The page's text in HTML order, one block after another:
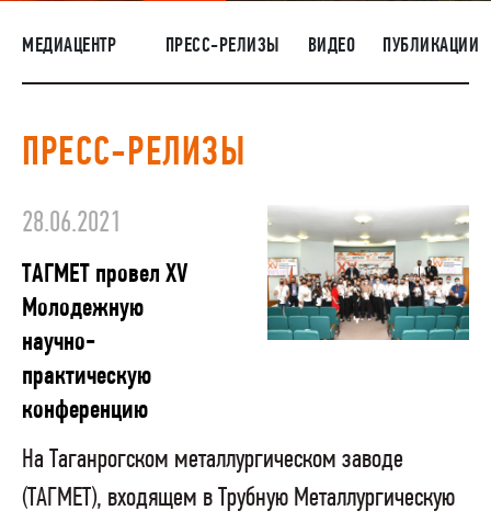
НАШИ ЛЮДИ
ОКРУЖАЮЩАЯ СРЕДА
ЗАКУПКИ
МЕДИАЦЕНТР ПРЕСС-РЕЛИЗЫ ВИДЕО ПУБЛИКАЦИИ
ПРЕСС-РЕЛИЗЫ
28.06.2021
ТАГМЕТ провел XV
Молодежную
научно-
практическую
конференцию
На Таганрогском металлургическом заводе
(ТАГМЕТ), входящем в Трубную Металлургическую